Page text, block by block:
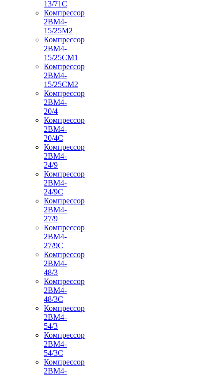
13/71С
Компрессор
2ВМ4-
15/25М2
Компрессор
2ВМ4-
15/25СМ1
Компрессор
2ВМ4-
15/25СМ2
Компрессор
2ВМ4-
20/4
Компрессор
2ВМ4-
20/4С
Компрессор
2ВМ4-
24/9
Компрессор
2ВМ4-
24/9С
Компрессор
2ВМ4-
27/9
Компрессор
2ВМ4-
27/9С
Компрессор
2ВМ4-
48/3
Компрессор
2ВМ4-
48/3С
Компрессор
2ВМ4-
54/3
Компрессор
2ВМ4-
54/3С
Компрессор
2ВМ4-